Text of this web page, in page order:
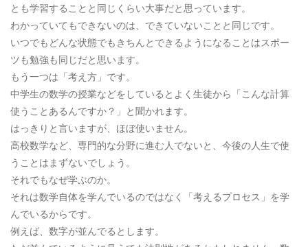
とも学習することと同じくらい大事だと思っています。
わかっていてもできないのは、できていないことと同じです。
いつでもどんな状態でもきちんとできるようになることはスポー
ツも勉強も同じだと思います。
もう一つは「考え方」です。
中学生の数学の授業などをしているとよく生徒から「こんな計算
使うことあるんですか？」と聞かれます。
はっきりと言いますが、ほぼ使いません。
高校数学など、専門的な分野に進む人でないと、今後の人生で使
うことはまずないでしょう。
それでもなぜ学ぶのか。
それは数学自体を学んでいるのではなく「考えるプロセス」を学
んでいるからです。
例えば、数字が並んでるとします。